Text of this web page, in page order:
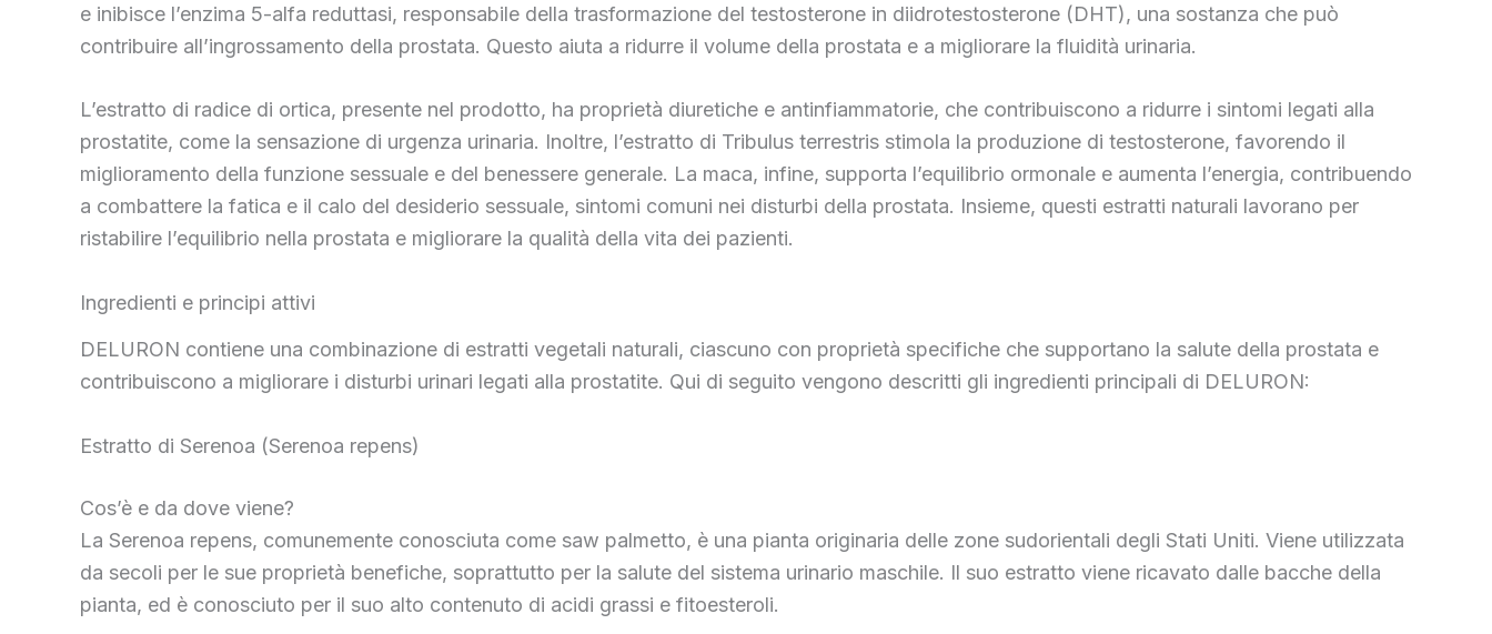
e inibisce l’enzima 5-alfa reduttasi, responsabile della trasformazione del testosterone in diidrotestosterone (DHT), una sostanza che può
contribuire all’ingrossamento della prostata. Questo aiuta a ridurre il volume della prostata e a migliorare la fluidità urinaria.
L’estratto di radice di ortica, presente nel prodotto, ha proprietà diuretiche e antinfiammatorie, che contribuiscono a ridurre i sintomi legati alla
prostatite, come la sensazione di urgenza urinaria. Inoltre, l’estratto di Tribulus terrestris stimola la produzione di testosterone, favorendo il
miglioramento della funzione sessuale e del benessere generale. La maca, infine, supporta l’equilibrio ormonale e aumenta l’energia, contribuendo
a combattere la fatica e il calo del desiderio sessuale, sintomi comuni nei disturbi della prostata. Insieme, questi estratti naturali lavorano per
ristabilire l’equilibrio nella prostata e migliorare la qualità della vita dei pazienti.
Ingredienti e principi attivi
DELURON contiene una combinazione di estratti vegetali naturali, ciascuno con proprietà specifiche che supportano la salute della prostata e
contribuiscono a migliorare i disturbi urinari legati alla prostatite. Qui di seguito vengono descritti gli ingredienti principali di DELURON:
Estratto di Serenoa (Serenoa repens)
Cos’è e da dove viene?
La Serenoa repens, comunemente conosciuta come saw palmetto, è una pianta originaria delle zone sudorientali degli Stati Uniti. Viene utilizzata
da secoli per le sue proprietà benefiche, soprattutto per la salute del sistema urinario maschile. Il suo estratto viene ricavato dalle bacche della
pianta, ed è conosciuto per il suo alto contenuto di acidi grassi e fitoesteroli.